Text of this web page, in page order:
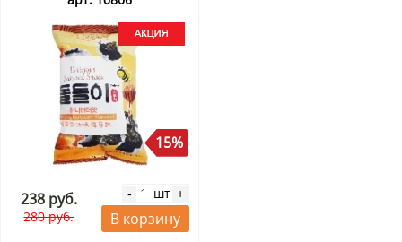
15%
238 руб.
280 руб.
- шт +
В корзину